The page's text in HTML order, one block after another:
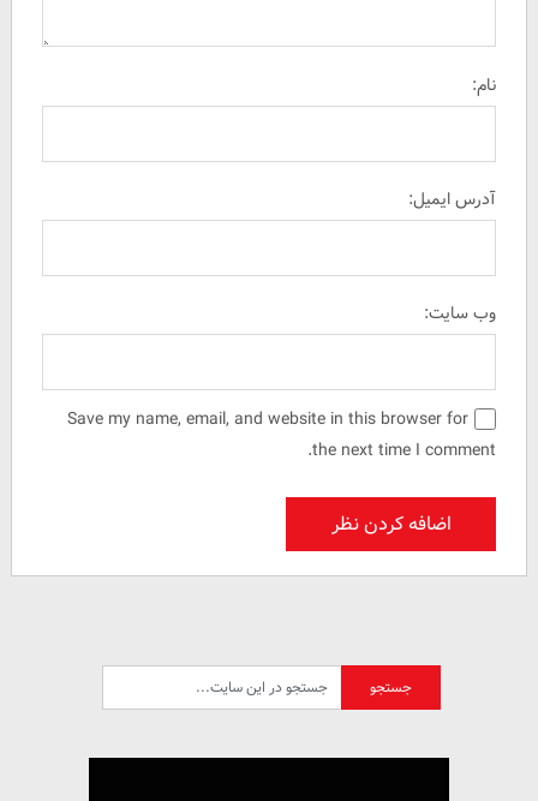
نام:
آدرس ایمیل:
وب سایت:
Save my name, email, and website in this browser for
the next time I comment.